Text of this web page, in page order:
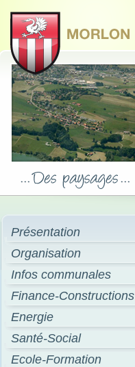
Présentation
Organisation
Infos communales
Finance-Constructions
Energie
Santé-Social
Ecole-Formation